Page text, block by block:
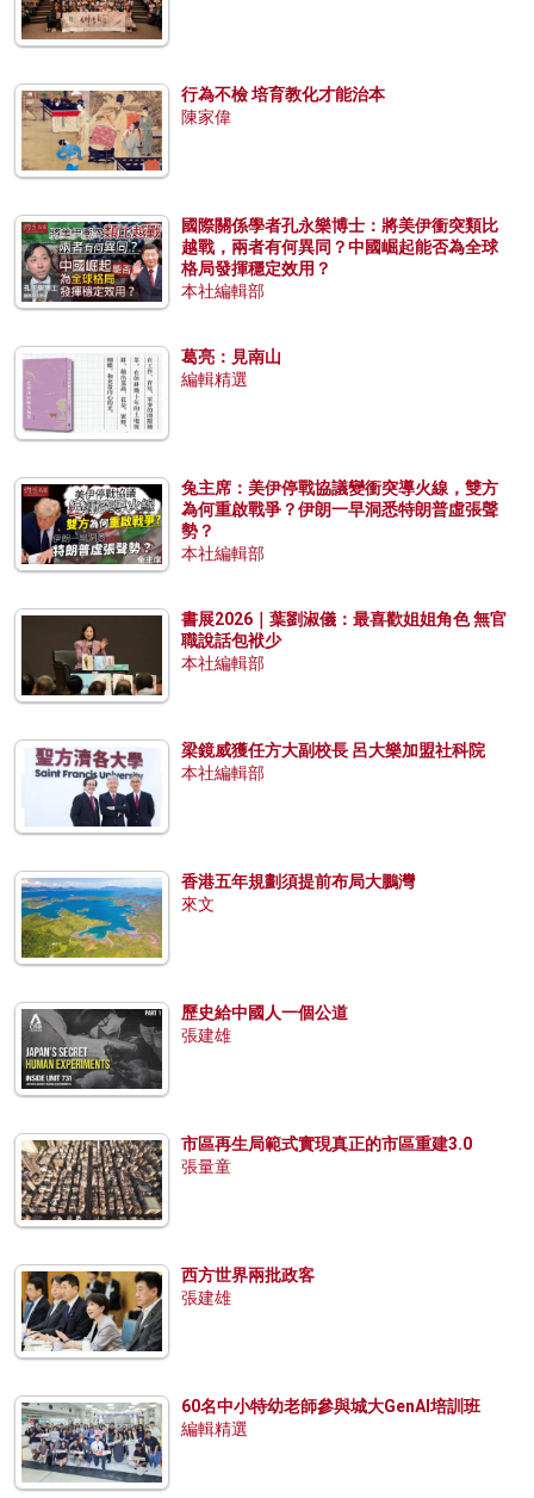
行為不檢 培育教化才能治本
陳家偉
國際關係學者孔永樂博士：將美伊衝突類比
越戰，兩者有何異同？中國崛起能否為全球
格局發揮穩定效用？
本社編輯部
葛亮：見南山
編輯精選
兔主席：美伊停戰協議變衝突導火線，雙方
為何重啟戰爭？伊朗一早洞悉特朗普虛張聲
勢？
本社編輯部
書展2026｜葉劉淑儀：最喜歡姐姐角色 無官
職說話包袱少
本社編輯部
梁鏡威獲任方大副校長 呂大樂加盟社科院
本社編輯部
香港五年規劃須提前布局大鵬灣
來文
歷史給中國人一個公道
張建雄
市區再生局範式實現真正的市區重建3.0
張量童
西方世界兩批政客
張建雄
60名中小特幼老師參與城大GenAI培訓班
編輯精選